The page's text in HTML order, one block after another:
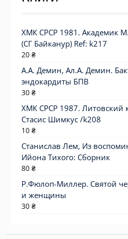
ХМК СРСР 1981. Академик
(СГ Байканур) Ref: k217
20 ₴
А.А. Демин, Ал.А. Демин.
эндокардиты БПВ
30 ₴
ХМК СРСР 1987. Литовский
Стасис Шимкус /k208
10 ₴
Станислав Лем, Из
Ийона Тихого: Сборник
80 ₴
Р.Фюлоп-Миллер. Святой
и женщины
30 ₴